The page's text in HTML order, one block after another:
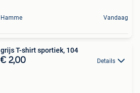
Hamme Vandaag
grijs T-shirt sportiek, 104
€ 2,00 Details